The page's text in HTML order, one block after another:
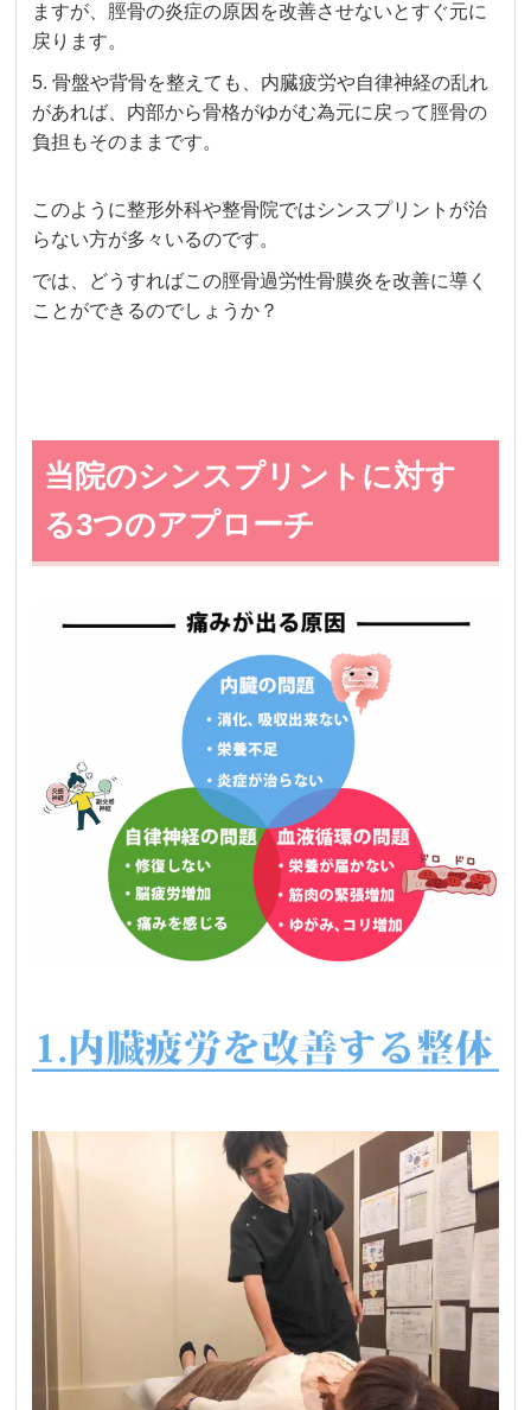
ますが、脛骨の炎症の原因を改善させないとすぐ元に
戻ります。
5. 骨盤や背骨を整えても、内臓疲労や自律神経の乱れ
があれば、内部から骨格がゆがむ為元に戻って脛骨の
負担もそのままです。
このように整形外科や整骨院ではシンスプリントが治
らない方が多々いるのです。
では、どうすればこの脛骨過労性骨膜炎を改善に導く
ことができるのでしょうか？
当院のシンスプリントに対す
る3つのアプローチ